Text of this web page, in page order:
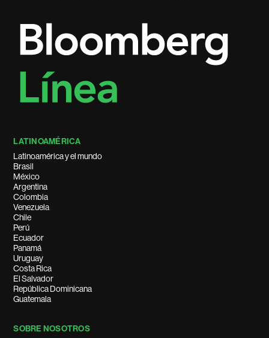
LATINOAMÉRICA
Latinoamérica y el mundo
Brasil
México
Argentina
Colombia
Venezuela
Chile
Perú
Ecuador
Panamá
Uruguay
Costa Rica
El Salvador
República Dominicana
Guatemala
SOBRE NOSOTROS